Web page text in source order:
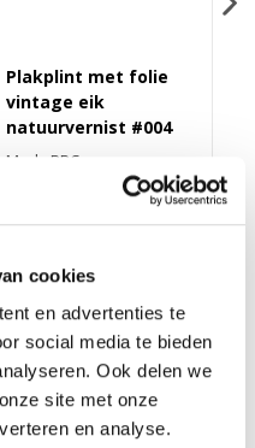
cookies
en advertenties te
social media te bieden
Ook delen we
site met onze
en analyse.
Plakplint met folie
vintage eik
natuurvernist #004
Merk: PPC
EIKEN
175 kleuren folie heeft een
buitendiameter van 55 mm.